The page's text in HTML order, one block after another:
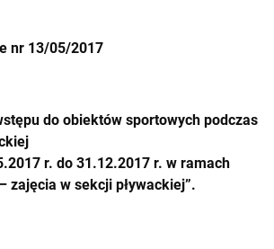
nr 13/05/2017
do obiektów sportowych podczas
r. do 31.12.2017 r. w ramach
zajęcia w sekcji pływackiej”.